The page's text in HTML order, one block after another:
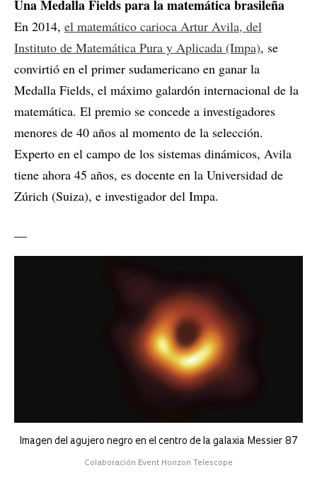
Una Medalla Fields para la matemática brasileña
En 2014, el matemático carioca Artur Avila, del
Instituto de Matemática Pura y Aplicada (Impa), se
convirtió en el primer sudamericano en ganar la
Medalla Fields, el máximo galardón internacional de la
matemática. El premio se concede a investigadores
menores de 40 años al momento de la selección.
Experto en el campo de los sistemas dinámicos, Avila
tiene ahora 45 años, es docente en la Universidad de
Zúrich (Suiza), e investigador del Impa.
Imagen del agujero negro en el centro de la galaxia Messier 87
Colaboración Event Horizon Telescope